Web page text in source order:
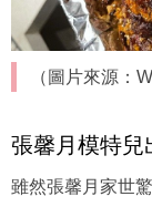
（圖片來源：
張馨月模特兒
雖然張馨月家世